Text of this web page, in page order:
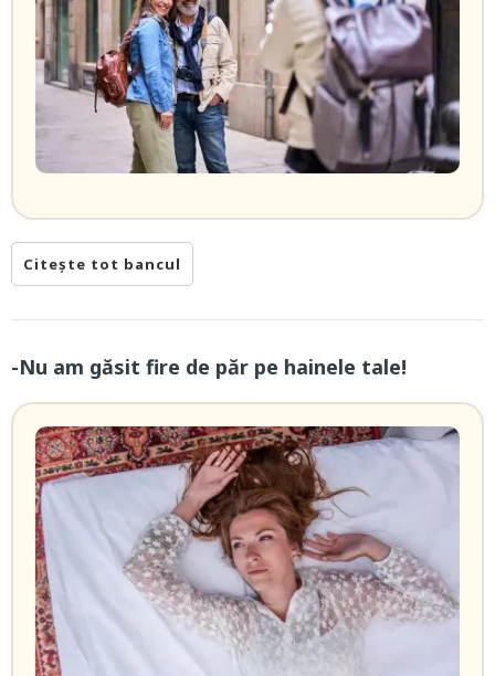
Citește tot bancul
-Nu am găsit fire de păr pe hainele tale!